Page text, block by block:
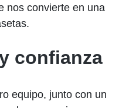
nos convierte en una
confianza
equipo, junto con un